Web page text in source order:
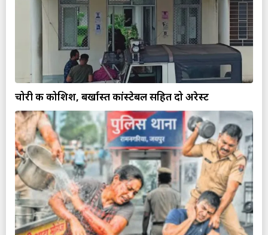
चोरी की कोशिश, बर्खास्त कांस्टेबल सहित दो अरेस्ट